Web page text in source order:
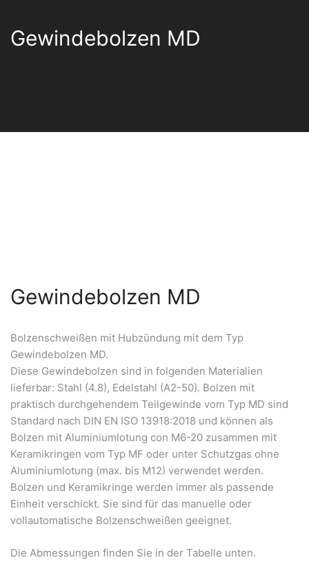
Gewindebolzen MD
Gewindebolzen MD
Bolzenschweißen mit Hubzündung mit dem Typ
Gewindebolzen MD.
Diese Gewindebolzen sind in folgenden Materialien
lieferbar: Stahl (4.8), Edelstahl (A2-50). Bolzen mit
praktisch durchgehendem Teilgewinde vom Typ MD sind
Standard nach DIN EN ISO 13918:2018 und können als
Bolzen mit Aluminiumlotung con M6-20 zusammen mit
Keramikringen vom Typ MF oder unter Schutzgas ohne
Aluminiumlotung (max. bis M12) verwendet werden.
Bolzen und Keramikringe werden immer als passende
Einheit verschickt. Sie sind für das manuelle oder
vollautomatische Bolzenschweißen geeignet.
Die Abmessungen finden Sie in der Tabelle unten.